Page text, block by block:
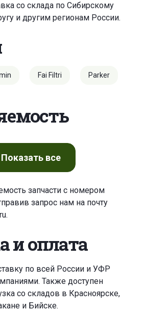
со склада по Сибирскому
и другим регионам России.
Fai Filtri Parker
Показатьвсе
запчасти с номером
запрос нам на почту
.
и оплата
по всей России и УФР
Также доступен
со складов в Красноярске,
и Бийске.